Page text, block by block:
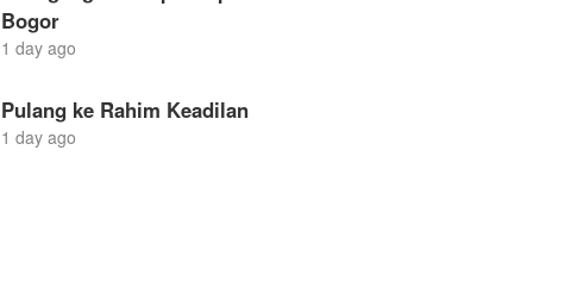
Bogor
1 day ago
Pulang ke Rahim Keadilan
1 day ago